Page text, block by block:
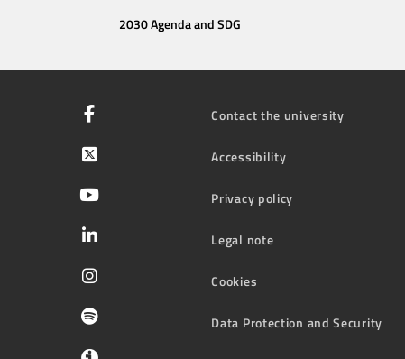
2030 Agenda and SDG
Contact the university
Accessibility
Privacy policy
Legal note
Cookies
Data Protection and Security